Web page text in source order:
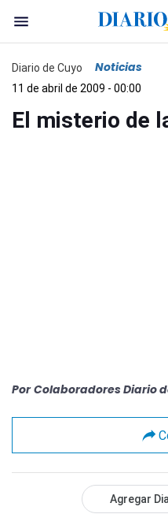
Diario de Cuyo Noticias
11 de abril de 2009 - 00:00
El misterio de
Por Colaboradores Diario
Agregar